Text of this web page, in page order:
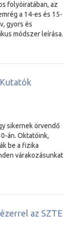
folyóiratában, az
a 14-es és 15-
gyors és
módszer leírása.
sikernek örvendő
án. Oktatóink,
be a fizika
várakozásunkat
az SZTE